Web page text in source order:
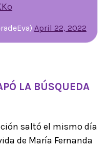
April 22, 2022
LA BÚSQUEDA
saltó el mismo día
de María Fernanda